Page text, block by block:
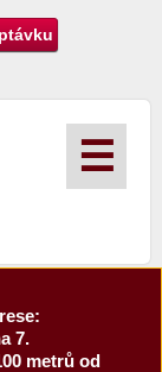
☰
7.
metrů od